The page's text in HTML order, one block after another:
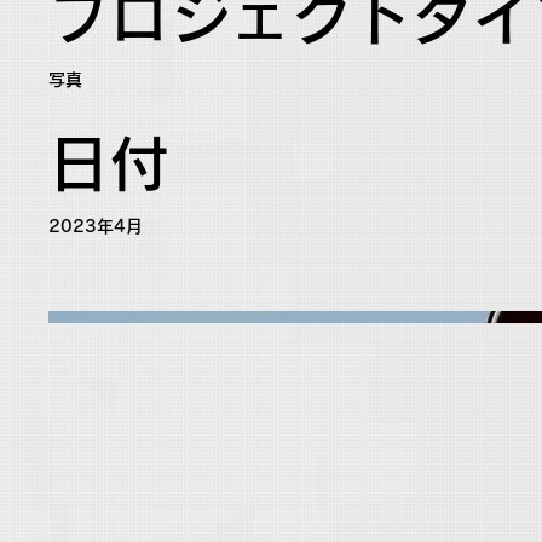
プロジェクトタ
写真
日付
2023年4月